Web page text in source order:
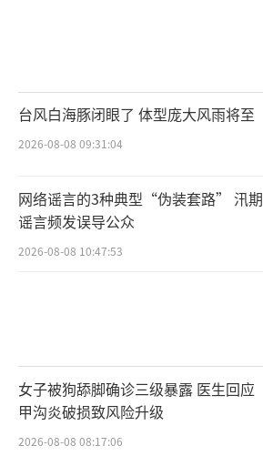
台风白海豚闭眼了 体型庞大风雨将至
2026-08-08 09:31:04
网络谣言的3种典型“伪装套路” 汛期
谣言频发误导公众
2026-08-08 10:47:53
女子被狗舔脚确诊三级暴露 医生回应
甲沟炎破损致风险升级
2026-08-08 08:17:06